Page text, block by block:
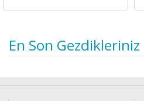
En Son Gezdikleriniz